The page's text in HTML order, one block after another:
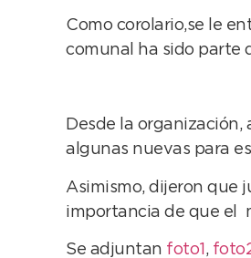
Como corolario,se le
comunal ha sido parte
Desde la
algunas nuevas para
Asimismo, dijeron que
importancia de que el
Se adjuntan foto1 ,